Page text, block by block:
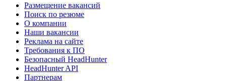
Размещение вакансий
Поиск по резюме
О компании
Наши вакансии
Реклама на сайте
Требования к ПО
Безопасный HeadHunter
HeadHunter API
Партнерам